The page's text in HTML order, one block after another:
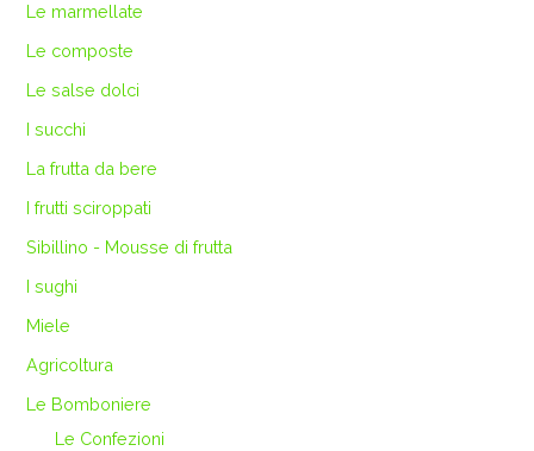
Le marmellate
Le composte
Le salse dolci
I succhi
La frutta da bere
I frutti sciroppati
Sibillino - Mousse di frutta
I sughi
Miele
Agricoltura
Le Bomboniere
Le Confezioni